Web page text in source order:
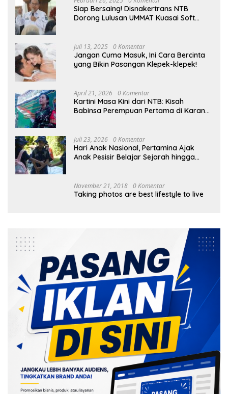
Siap Bersaing! Disnakertrans NTB
Dorong Lulusan UMMAT Kuasai Soft
Juli 13, 2025 0 Komentar
Jangan Cuma Masuk, Ini Cara Bercinta
yang Bikin Pasangan Klepek-klepek!
April 21, 2026 0 Komentar
Kartini Masa Kini dari NTB: Kisah
Babinsa Perempuan Pertama di Karang
Juli 23, 2026 0 Komentar
Hari Anak Nasional, Pertamina Ajak
Anak Pesisir Belajar Sejarah hingga
November 21, 2018 0 Komentar
Taking photos are best lifestyle to live